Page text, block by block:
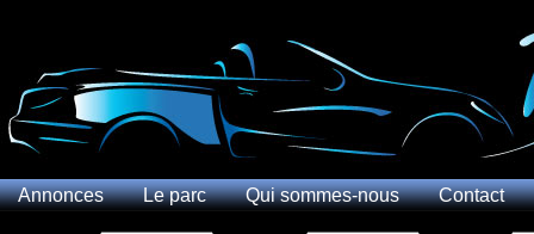
Annonces Le parc Qui sommes-nous Contact